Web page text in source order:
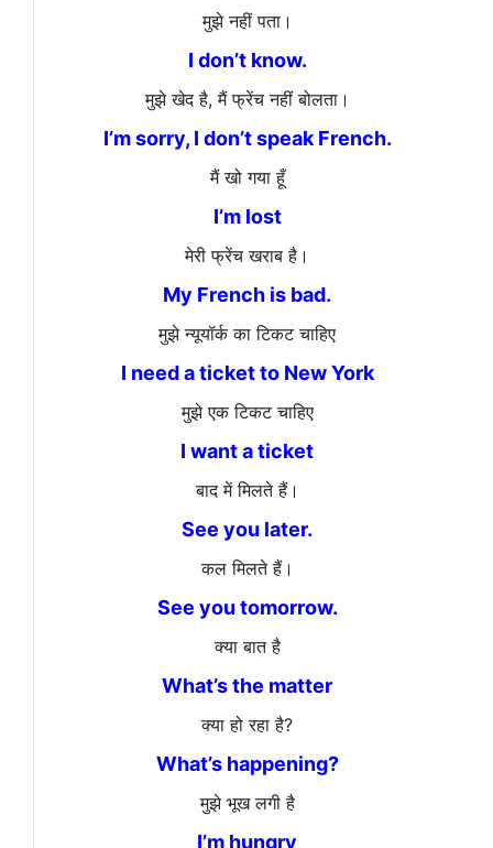
मुझे नहीं पता।
I don’t know.
मुझे खेद है, मैं फ्रेंच नहीं बोलता।
I’m sorry, I don’t speak French.
मैं खो गया हूँ
I’m lost
मेरी फ्रेंच खराब है।
My French is bad.
मुझे न्यूयॉर्क का टिकट चाहिए
I need a ticket to New York
मुझे एक टिकट चाहिए
I want a ticket
बाद में मिलते हैं।
See you later.
कल मिलते हैं।
See you tomorrow.
क्या बात है
What’s the matter
क्या हो रहा है?
What’s happening?
मुझे भूख लगी है
I’m hungry